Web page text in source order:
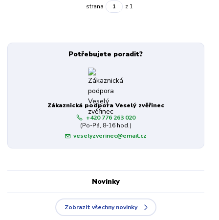
strana z 1
Potřebujete poradit?
Zákaznická podpora Veselý zvěřinec
+420 776 263 020
(Po-Pá, 8-16 hod.)
veselyzverinec@email.cz
Novinky
Zobrazit všechny novinky